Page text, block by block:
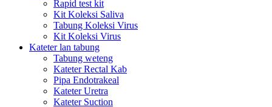
Rapid test kit
Kit Koleksi Saliva
Tabung Koleksi Virus
Kit Koleksi Virus
Kateter lan tabung
Tabung weteng
Kateter Rectal Kab
Pipa Endotrakeal
Kateter Uretra
Kateter Suction